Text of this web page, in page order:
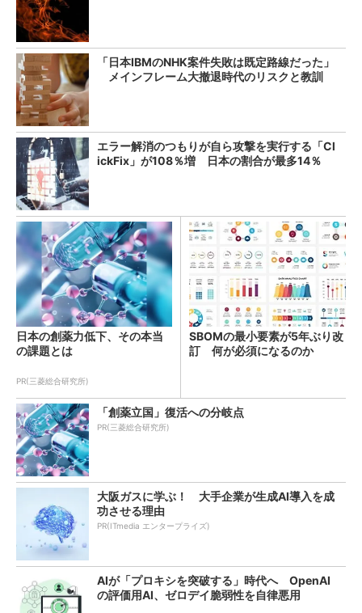
「日本IBMのNHK案件失敗は既定路線だった」
メインフレーム大撤退時代のリスクと教訓
エラー解消のつもりが自ら攻撃を実行する「Cl
ickFix」が108％増 日本の割合が最多14％
日本の創薬力低下、その本当
の課題とは
PR(三菱総合研究所)
SBOMの最小要素が5年ぶり改
訂 何が必須になるのか
「創薬立国」復活への分岐点
PR(三菱総合研究所)
大阪ガスに学ぶ！ 大手企業が生成AI導入を成
功させる理由
PR(ITmedia エンタープライズ)
AIが「プロキシを突破する」時代へ OpenAI
の評価用AI、ゼロデイ脆弱性を自律悪用